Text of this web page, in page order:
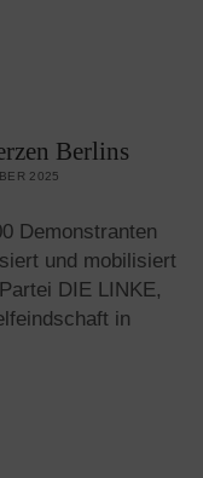
Berlins
2025
Demonstranten
und mobilisiert
DIE LINKE,
in